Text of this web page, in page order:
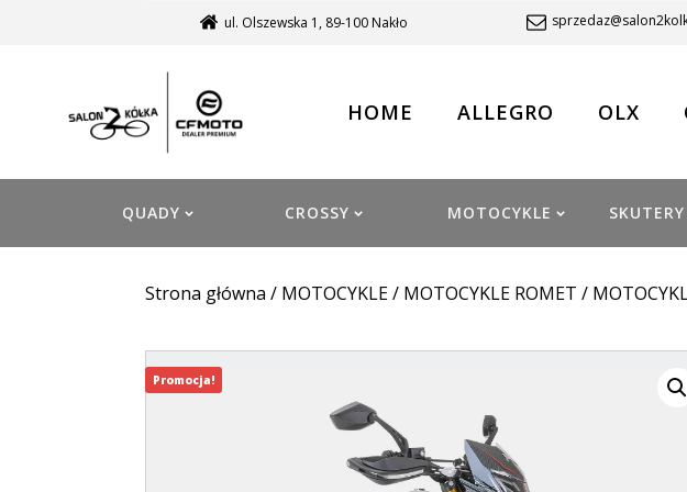
ul. Olszewska 1, 89-100 Nakło
HOME ALLEGRO OLX
QUADY CROSSY MOTOCYKLE SKUTERY
Strona główna / MOTOCYKLE/ MOTOCYKLE ROMET /
Promocja!